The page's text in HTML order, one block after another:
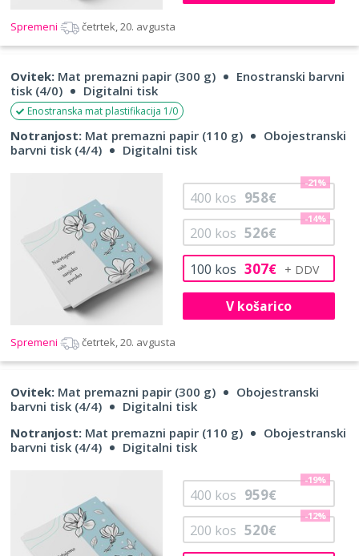
Spremeni četrtek, 20. avgusta
Ovitek: Mat premazni papir (300 g)
Enostranski barvni
tisk (4/0)
Digitalni tisk
Enostranska mat plastifikacija 1/0
Notranjost: Mat premazni papir (110 g)
Obojestranski
barvni tisk (4/4)
Digitalni tisk
100 kos 307€
200 kos 526€
-14%
400 kos 958€
-21%
V košarico
Spremeni četrtek, 20. avgusta
Ovitek: Mat premazni papir (300 g)
Obojestranski
barvni tisk (4/4)
Digitalni tisk
Notranjost: Mat premazni papir (110 g)
Obojestranski
barvni tisk (4/4)
Digitalni tisk
200 kos 520€
-12%
400 kos 959€
-19%